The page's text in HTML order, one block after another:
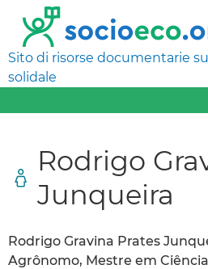
Sito di risorse documentarie
solidale
Rodrigo
Junqueira
Rodrigo Gravina Prates
Agrônomo, Mestre em